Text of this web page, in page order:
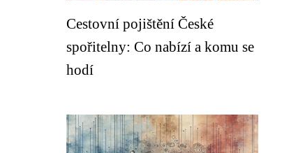
Cestovní pojištění České
spořitelny: Co nabízí a komu se
hodí